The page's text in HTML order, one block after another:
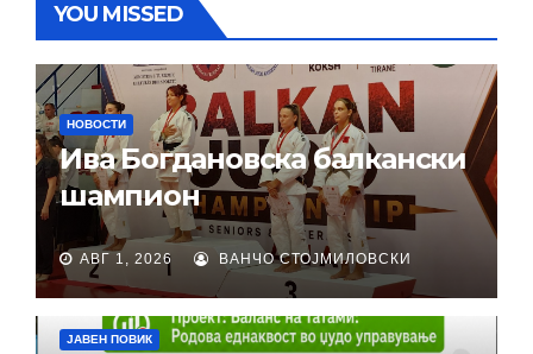
YOU MISSED
НОВОСТИ
Ива Богдановска балкански
шампион
АВГ 1, 2026 ВАНЧО СТОЈМИЛОВСКИ
ЈАВЕН ПОВИК